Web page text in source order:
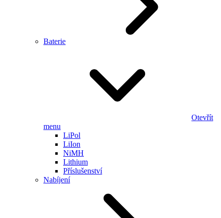
Baterie
Otevřít
menu
LiPol
LiIon
NiMH
Lithium
Příslušenství
Nabíjení